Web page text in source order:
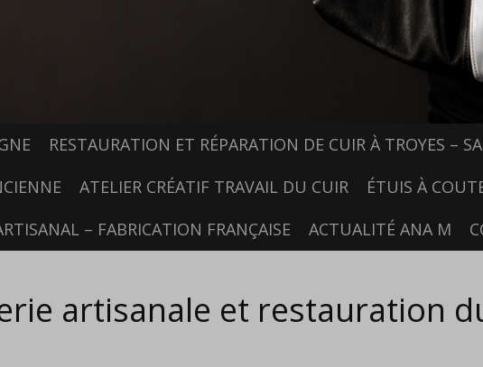
RESTAURATION ET RÉPARATION DE CUIR À TROYES –
ATELIER CRÉATIF TRAVAIL DU CUIR
ÉTUIS À
– FABRICATION FRANÇAISE
ACTUALITÉ ANA M
artisanale et restauration